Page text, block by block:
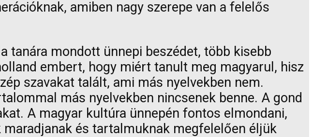
amiben nagy szerepe van a felelős
tanára mondott ünnepi beszédet, több kisebb
embert, hogy miért tanult meg magyarul, hisz
szavakat talált, ami más nyelvekben nem.
más nyelvekben nincsenek benne. A gond
A magyar kultúra ünnepén fontos elmondani,
maradjanak és tartalmuknak megfelelően éljük